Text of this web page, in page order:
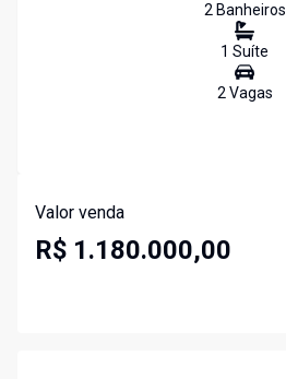
2Banheiros
1 Suíte
2Vagas
Valor venda
R$ 1.180.000,00